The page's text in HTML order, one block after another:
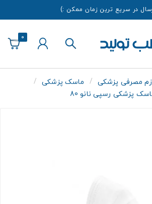
در سریع ترین زمان ممکن :)
0
مصرفی پزشکی
ماسک پزشکی
پزشکی رسپی نانو 80